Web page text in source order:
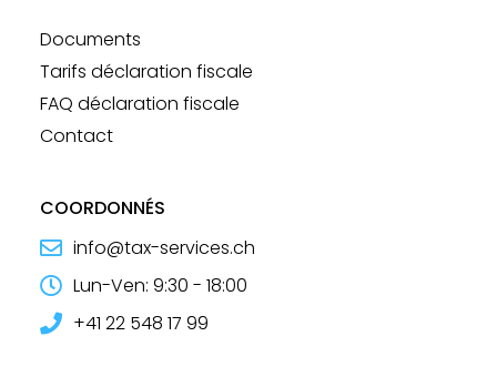
Documents
Tarifs déclaration fiscale
FAQ déclaration fiscale
Contact
COORDONNÉS
info@tax-services.ch
Lun-Ven: 9:30 - 18:00​
+41 22 548 17 99